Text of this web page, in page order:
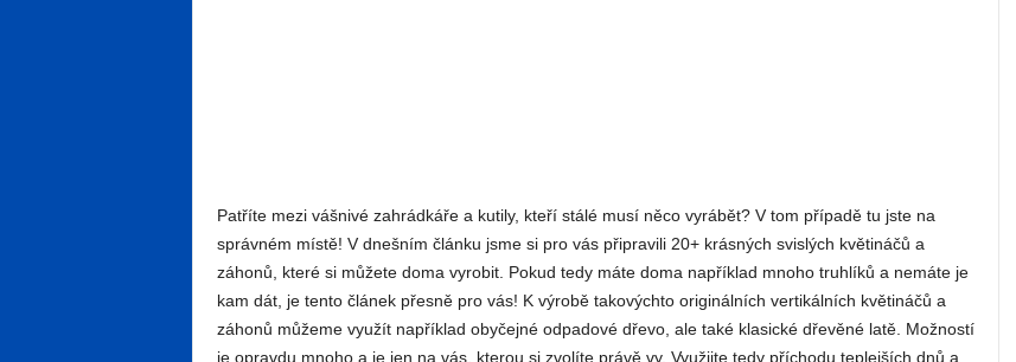
Patříte mezi vášnivé zahrádkáře a kutily, kteří stálé musí něco vyrábět? V tom případě tu jste na
správném místě! V dnešním článku jsme si pro vás připravili 20+ krásných svislých květináčů a
záhonů, které si můžete doma vyrobit. Pokud tedy máte doma například mnoho truhlíků a nemáte je
kam dát, je tento článek přesně pro vás! K výrobě takovýchto originálních vertikálních květináčů a
záhonů můžeme využít například obyčejné odpadové dřevo, ale také klasické dřevěné latě. Možností
je opravdu mnoho a je jen na vás, kterou si zvolíte právě vy. Využijte tedy příchodu teplejších dnů a